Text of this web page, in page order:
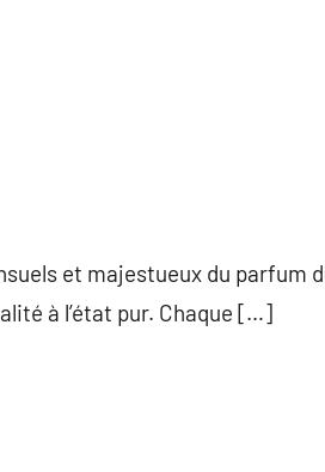
et majestueux du parfum
à l’état pur. Chaque […]